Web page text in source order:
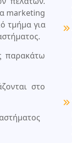
marketing
τμήμα για
παρακάτω
στο